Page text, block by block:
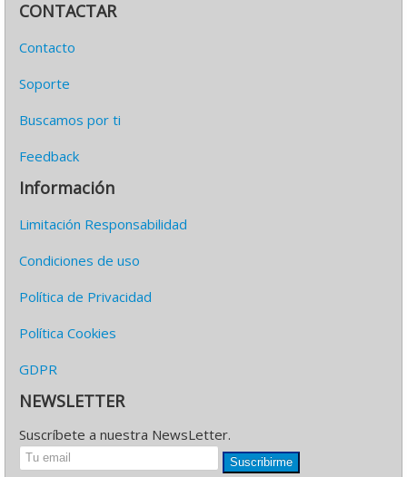
CONTACTAR
Contacto
Soporte
Buscamos por ti
Feedback
Información
Limitación Responsabilidad
Condiciones de uso
Política de Privacidad
Política Cookies
GDPR
NEWSLETTER
Suscríbete a nuestra NewsLetter.
Suscribirme